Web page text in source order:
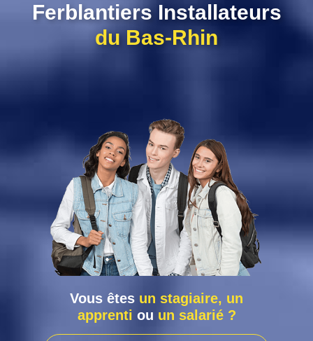
Ferblantiers Installateurs
du Bas-Rhin
Vous êtes un stagiaire, un
apprenti ou un salarié ?